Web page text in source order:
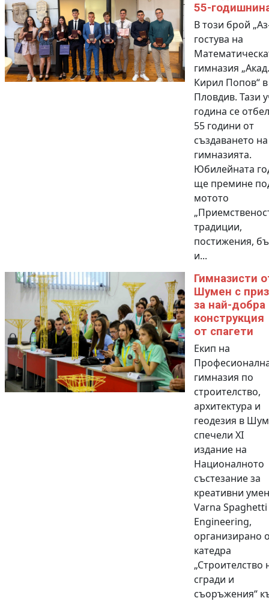
55-
В този брой
гостува на
гимназия „Акад.
Кирил Попов“ в
Пловдив. Тази
година се
55 години от
създаването на
гимназията.
Юбилейната
ще премине
мотото
традиции,
постижения,
и...
Гимназисти
Шумен с приз
за най-добра
конструкция
от спагети
Екип на
гимназия по
строителство,
архитектура и
геодезия в
спечели XI
издание на
Националното
състезание за
креативни
Varna Spaghetti
Engineering,
организирано
катедра
„Строителство
сгради и
съоръжения“